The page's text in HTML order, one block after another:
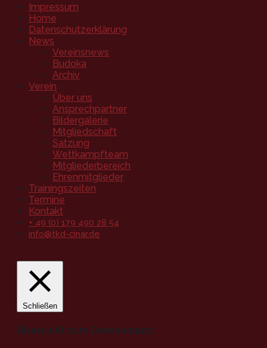
Impressum
Home
Datenschutzerklärung
News
Vereinsnews
Budoka
Archiv
Verein
Über uns
Ansprechpartner
Bildergalerie
Mitgliedschaft
Satzung
Wettkampfteam
Mitgliederbereich
Ehrenmitglieder
Trainingszeiten
Termine
Kontakt
+ 49 (0) 179 490 28 54
info@tkd-cinar.de
Schließen
Übersicht zum Datenschutz